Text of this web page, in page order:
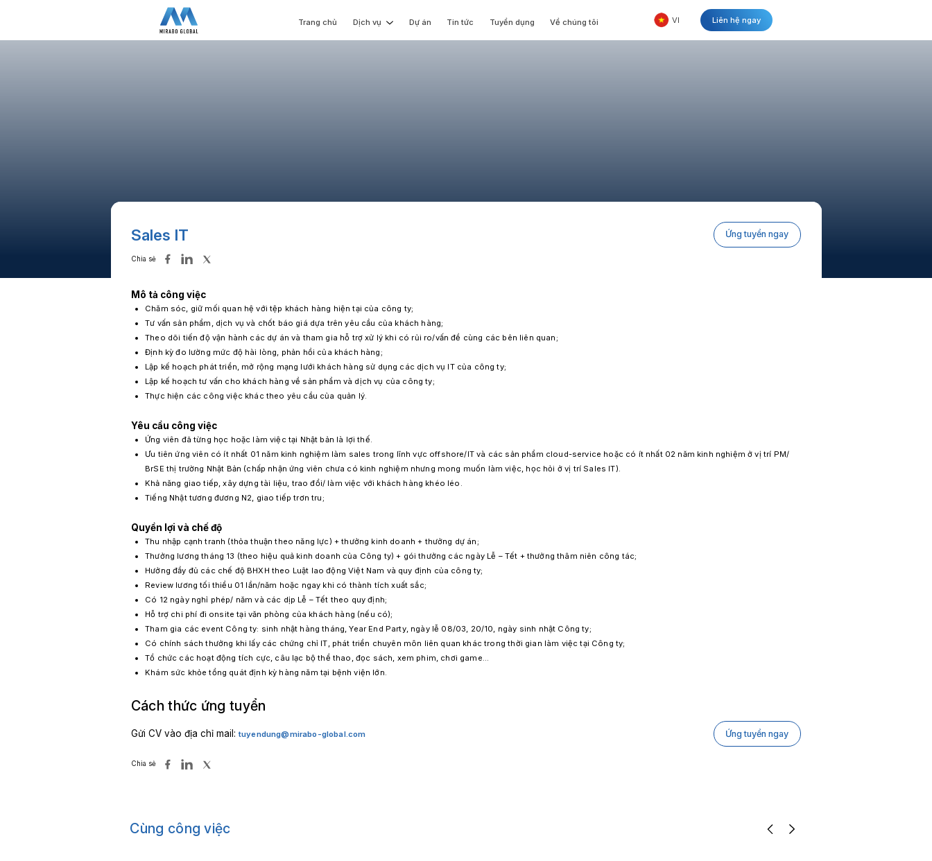
Trang chủ Dịch vụ
Website
Dự án Tin tức Tuyển dụng Về chúng tôi VI Liên hệ ngay
Sales IT Ứng tuyển ngay
Chia sẻ
Mô tả công việc
Chăm sóc, giữ mối quan hệ với tệp khách hàng hiện tại của công ty;
Tư vấn sản phẩm, dịch vụ và chốt báo giá dựa trên yêu cầu của khách hàng;
Theo dõi tiến độ vận hành các dự án và tham gia hỗ trợ xử lý khi có rủi ro/vấn đề cùng các bên liên quan;
Định kỳ đo lường mức độ hài lòng, phản hồi của khách hàng;
Lập kế hoạch phát triển, mở rộng mạng lưới khách hàng sử dụng các dịch vụ IT của công ty;
Lập kế hoạch tư vấn cho khách hàng về sản phẩm và dịch vụ của công ty;
Thực hiện các công việc khác theo yêu cầu của quản lý.
Yêu cầu công việc
Ứng viên đã từng học hoặc làm việc tại Nhật bản là lợi thế.
Ưu tiên ứng viên có ít nhất 01 năm kinh nghiệm làm sales trong lĩnh vực offshore/IT và các sản phẩm cloud-service hoặc có ít nhất 02 năm kinh nghiệm ở vị trí PM/
BrSE thị trường Nhật Bản (chấp nhận ứng viên chưa có kinh nghiệm nhưng mong muốn làm việc, học hỏi ở vị trí Sales IT).
Khả năng giao tiếp, xây dựng tài liệu, trao đổi/ làm việc với khách hàng khéo léo.
Tiếng Nhật tương đương N2, giao tiếp trơn tru;
Quyền lợi và chế độ
Thu nhập cạnh tranh (thỏa thuận theo năng lực) + thưởng kinh doanh + thưởng dự án;
Thưởng lương tháng 13 (theo hiệu quả kinh doanh của Công ty) + gói thưởng các ngày Lễ – Tết + thưởng thâm niên công tác;
Hưởng đầy đủ các chế độ BHXH theo Luật lao động Việt Nam và quy định của công ty;
Review lương tối thiểu 01 lần/năm hoặc ngay khi có thành tích xuất sắc;
Có 12 ngày nghỉ phép/ năm và các dịp Lễ – Tết theo quy định;
Hỗ trợ chi phí đi onsite tại văn phòng của khách hàng (nếu có);
Tham gia các event Công ty: sinh nhật hàng tháng, Year End Party, ngày lễ 08/03, 20/10, ngày sinh nhật Công ty;
Có chính sách thưởng khi lấy các chứng chỉ IT, phát triển chuyên môn liên quan khác trong thời gian làm việc tại Công ty;
Tổ chức các hoạt động tích cực, câu lạc bộ thể thao, đọc sách, xem phim, chơi game…
Khám sức khỏe tổng quát định kỳ hàng năm tại bệnh viện lớn.
Cách thức ứng tuyển
Gửi CV vào địa chỉ mail:tuyendung@mirabo-global.com Ứng tuyển ngay
Chia sẻ
Cùng công việc